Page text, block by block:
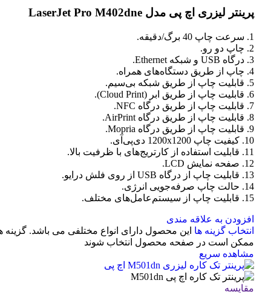
پرینتر لیزری اچ پی مدل LaserJet Pro M402dne
1. سرعت چاپ 40 برگ/دقیقه.
2. چاپ دو رو.
3. درگاه USB و شبکه Ethernet.
4. چاپ از طریق دستگاه‌های همراه.
5. قابلیت چاپ از طریق شبکه بی‌سیم.
6. قابلیت چاپ از طریق ابر (Cloud Print).
7. قابلیت چاپ از طریق درگاه NFC.
8. قابلیت چاپ از طریق درگاه AirPrint.
9. قابلیت چاپ از طریق درگاه Mopria.
10. کیفیت چاپ 1200x1200 دی‌پی‌آی.
11. قابلیت استفاده از کارتریج‌های با ظرفیت بالا.
12. صفحه نمایش LCD.
13. قابلیت چاپ از درگاه USB از روی فلش درایو.
14. حالت چاپ صرفه‌جویی انرژی.
15. قابلیت چاپ از سیستم‌عامل‌های مختلف.
افزودن به علاقه مندی
انتخاب گزینه ها این محصول دارای انواع مختلفی می باشد. گزینه
ممکن است در صفحه محصول انتخاب شوند
مشاهده سریع
مقایسه